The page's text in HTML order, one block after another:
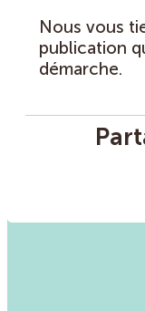
Nous vous
publication
démarche.